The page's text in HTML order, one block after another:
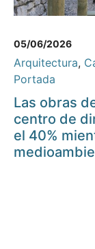
05/06/2026
Arquitectura,
Portada
Las obras
centro de
el 40%